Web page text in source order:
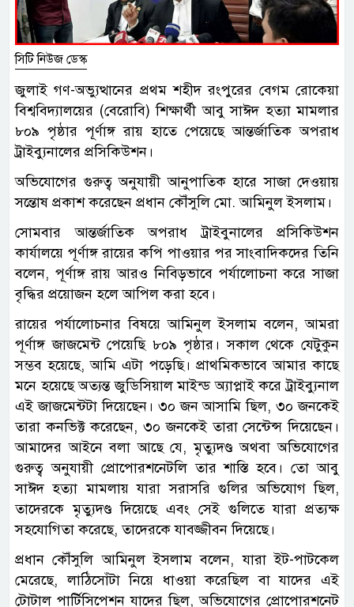
সিটি নিউজ ডেস্ক
জুলাই গণ-অভ্যুত্থানের প্রথম শহীদ রংপুরের বেগম রোকেয়া
বিশ্ববিদ্যালয়ের (বেরোবি) শিক্ষার্থী আবু সাঈদ হত্যা মামলার
৮০৯ পৃষ্ঠার পূর্ণাঙ্গ রায় হাতে পেয়েছে আন্তর্জাতিক অপরাধ
ট্রাইব্যুনালের প্রসিকিউশন।
অভিযোগের গুরুত্ব অনুযায়ী আনুপাতিক হারে সাজা দেওয়ায়
সন্তোষ প্রকাশ করেছেন প্রধান কৌঁসুলি মো. আমিনুল ইসলাম।
সোমবার আন্তর্জাতিক অপরাধ ট্রাইবুনালের প্রসিকিউশন
কার্যালয়ে পূর্ণাঙ্গ রায়ের কপি পাওয়ার পর সাংবাদিকদের তিনি
বলেন, পূর্ণাঙ্গ রায় আরও নিবিড়ভাবে পর্যালোচনা করে সাজা
বৃদ্ধির প্রয়োজন হলে আপিল করা হবে।
রায়ের পর্যালোচনার বিষয়ে আমিনুল ইসলাম বলেন, আমরা
পূর্ণাঙ্গ জাজমেন্ট পেয়েছি ৮০৯ পৃষ্ঠার। সকাল থেকে যেটুকুন
সম্ভব হয়েছে, আমি এটা পড়েছি। প্রাথমিকভাবে আমার কাছে
মনে হয়েছে অত্যন্ত জুডিসিয়াল মাইন্ড অ্যাপ্লাই করে ট্রাইব্যুনাল
এই জাজমেন্টটা দিয়েছেন। ৩০ জন আসামি ছিল, ৩০ জনকেই
তারা কনভিক্ট করেছেন, ৩০ জনকেই তারা সেন্টেন্স দিয়েছেন।
আমাদের আইনে বলা আছে যে, মৃত্যুদণ্ড অথবা অভিযোগের
গুরুত্ব অনুযায়ী প্রোপোরশনেটলি তার শাস্তি হবে। তো আবু
সাঈদ হত্যা মামলায় যারা সরাসরি গুলির অভিযোগ ছিল,
তাদেরকে মৃত্যুদণ্ড দিয়েছে এবং সেই গুলিতে যারা প্রত্যক্ষ
সহযোগিতা করেছে, তাদেরকে যাবজ্জীবন দিয়েছে।
প্রধান কৌঁসুলি আমিনুল ইসলাম বলেন, যারা ইট-পাটকেল
মেরেছে, লাঠিসোঁটা নিয়ে ধাওয়া করেছিল বা যাদের এই
টোটাল পার্টিসিপেশন যাদের ছিল, অভিযোগের প্রোপোরশনেট